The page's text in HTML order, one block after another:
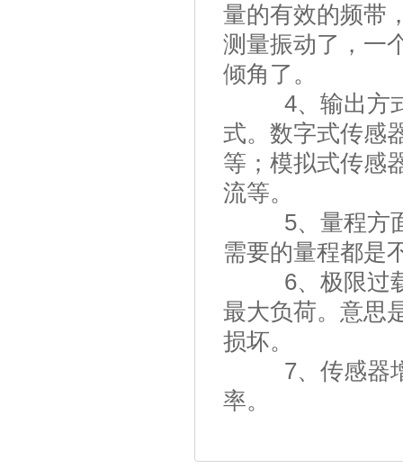
量的有效的频带
测量振动了，一
倾角了。
4、输出方式
式。数字式传感
等；模拟式传感
流等。
5、量程方面
需要的量程都是
6、极限过载
最大负荷。意思
损坏。
7、传感器增
率。